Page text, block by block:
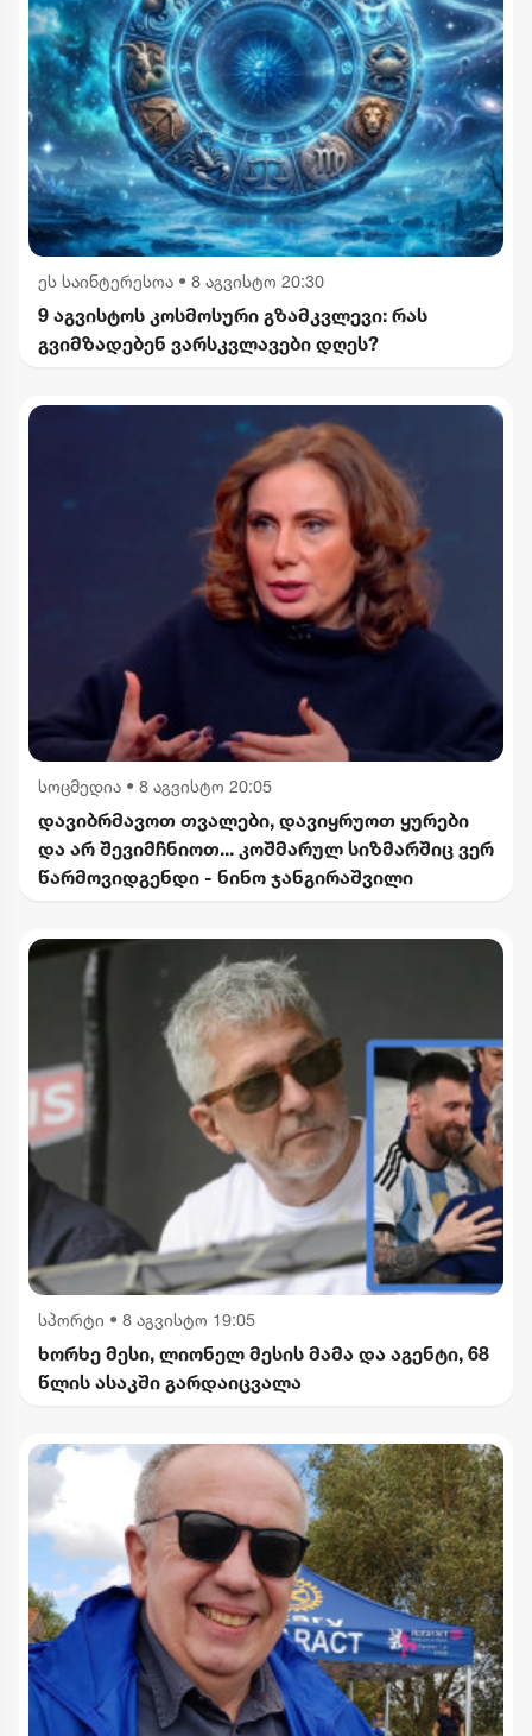
ეს საინტერესოა • 8 აგვისტო 20:30
9 აგვისტოს კოსმოსური გზამკვლევი: რას
გვიმზადებენ ვარსკვლავები დღეს?
სოცმედია • 8 აგვისტო 20:05
დავიბრმავოთ თვალები, დავიყრუოთ ყურები
და არ შევიმჩნიოთ... კოშმარულ სიზმარშიც ვერ
წარმოვიდგენდი - ნინო ჯანგირაშვილი
სპორტი • 8 აგვისტო 19:05
ხორხე მესი, ლიონელ მესის მამა და აგენტი, 68
წლის ასაკში გარდაიცვალა